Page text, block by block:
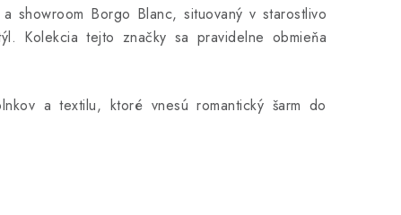
showroom Borgo Blanc, situovaný v starostlivo
Kolekcia tejto značky sa pravidelne obmieňa
a textilu, ktoré vnesú romantický šarm do